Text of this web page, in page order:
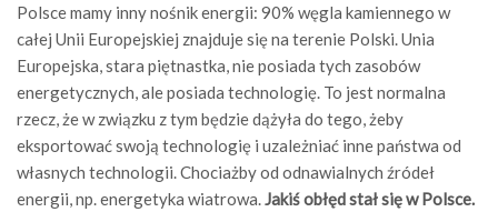
Polsce mamy inny nośnik energii: 90% węgla kamiennego w
całej Unii Europejskiej znajduje się na terenie Polski. Unia
Europejska, stara piętnastka, nie posiada tych zasobów
energetycznych, ale posiada technologię. To jest normalna
rzecz, że w związku z tym będzie dążyła do tego, żeby
eksportować swoją technologię i uzależniać inne państwa od
własnych technologii. Chociażby od odnawialnych źródeł
energii, np. energetyka wiatrowa.Jakiś obłęd stał się w Polsce.